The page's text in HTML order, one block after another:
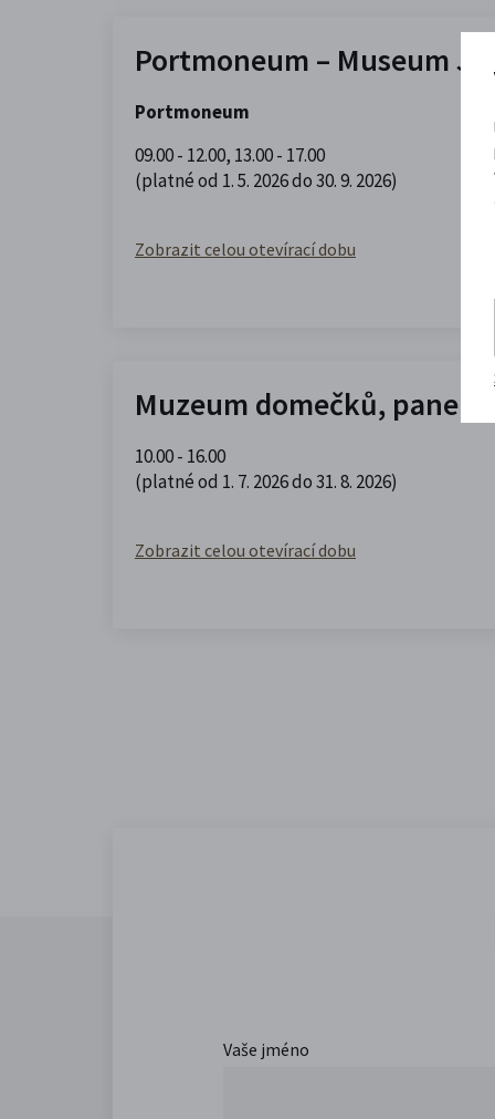
Portmoneum – Museum
Portmoneum
09.00 - 12.00, 13.00 - 17.00
(platné od 1. 5. 2026 do 30. 9. 2026)
Zobrazit celou otevírací dobu
Muzeum domečků,
10.00 - 16.00
(platné od 1. 7. 2026 do 31. 8. 2026)
Zobrazit celou otevírací dobu
Vaše jméno